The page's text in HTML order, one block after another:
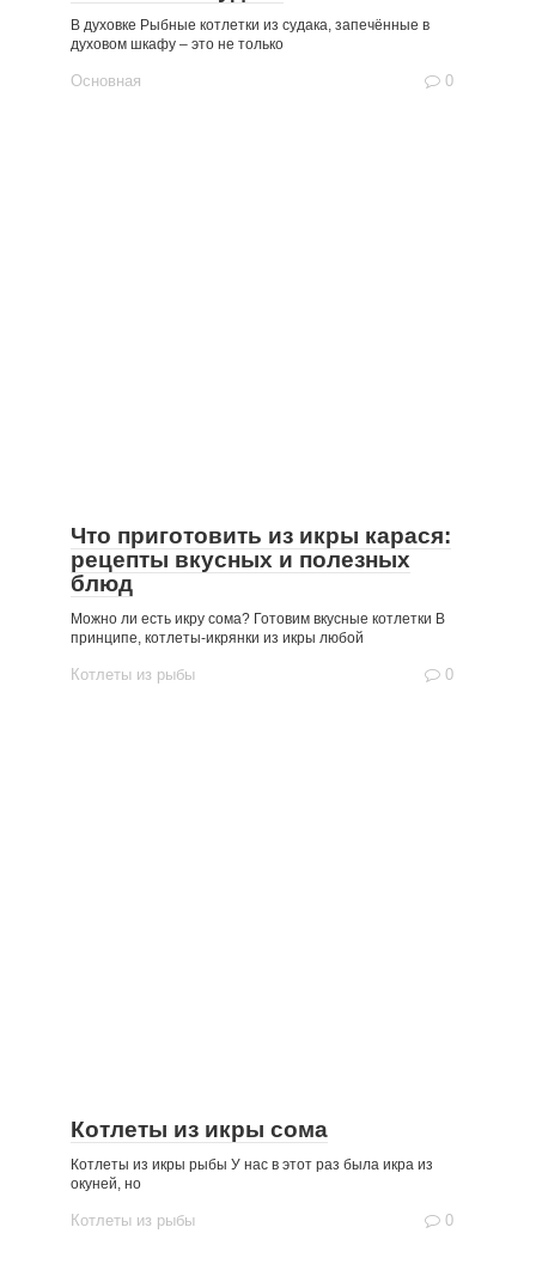
В духовке Рыбные котлетки из судака, запечённые в
духовом шкафу – это не только
Основная 0
Что приготовить из икры карася:
рецепты вкусных и полезных
блюд
Можно ли есть икру сома? Готовим вкусные котлетки В
принципе, котлеты-икрянки из икры любой
Котлеты из рыбы 0
Котлеты из икры сома
Котлеты из икры рыбы У нас в этот раз была икра из
окуней, но
Котлеты из рыбы 0